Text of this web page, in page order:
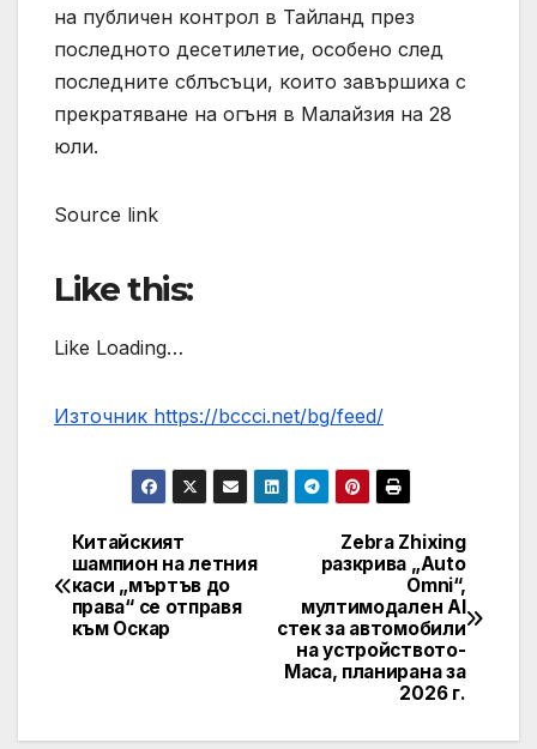
на публичен контрол в Тайланд през
последното десетилетие, особено след
последните сблъсъци, които завършиха с
прекратяване на огъня в Малайзия на 28
юли.
Source link
Like this:
Like Loading…
Източник https://bccci.net/bg/feed/
Post
navigation
Zebra Zhixing
разкрива „Auto
Omni“,
мултимодален AI
стек за автомобили
на устройството-
Маса, планирана за
2026 г.
Китайският
шампион на летния
каси „мъртъв до
права“ се отправя
към Оскар